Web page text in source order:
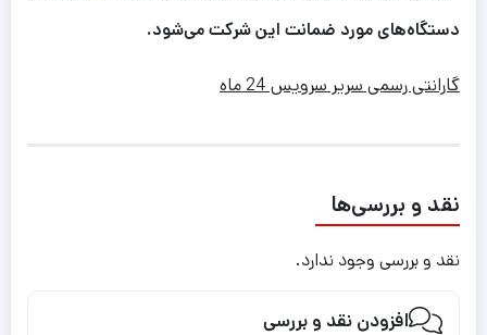
دستگاه‌های مورد ضمانت این شرکت می‌شود.
گارانتی رسمی سریر سرویس 24 ماه
نقد و بررسی‌ها
نقد و بررسی وجود ندارد.
افزودن نقد و بررسی